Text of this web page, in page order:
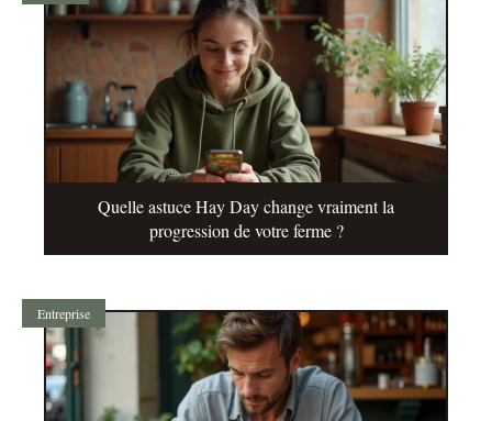
Quelle astuce Hay Day change vraiment la
progression de votre ferme ?
Entreprise